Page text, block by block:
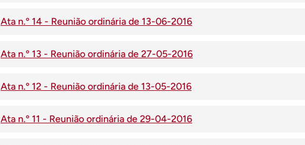
Ata n.º 14 - Reunião ordinária de 13-06-2016
Ata n.º 13 - Reunião ordinária de 27-05-2016
Ata n.º 12 - Reunião ordinária de 13-05-2016
Ata n.º 11 - Reunião ordinária de 29-04-2016